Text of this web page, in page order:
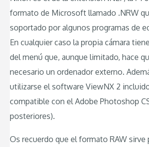
formato de Microsoft llamado .NRW
soportado por algunos programas de
En cualquier caso la propia cámara
del menú que, aunque limitado, hace
necesario un ordenador externo.
utilizarse el software ViewNX 2
compatible con el Adobe Photoshop
posteriores).
Os recuerdo que el formato RAW sirve